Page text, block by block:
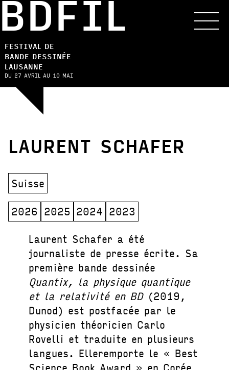
FESTIVAL DE
BANDE DESSINÉE
LAUSANNE
DU 27 AVRIL AU 10 MAI
LAURENT SCHAFER
Suisse
2026 2025 2024 2023
Laurent Schafer a été
journaliste de presse écrite. Sa
première bande dessinée
Quantix, la physique quantique
et la relativité en BD(2019,
Dunod) est postfacée par le
physicien théoricien Carlo
Rovelli et traduite en plusieurs
langues. Elleremporte le « Best